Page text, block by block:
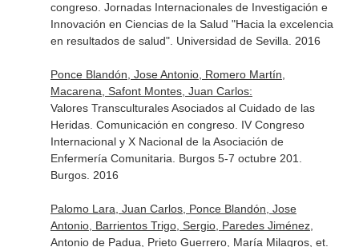
congreso. Jornadas Internacionales de Investigación e
Innovación en Ciencias de la Salud "Hacia la excelencia
en resultados de salud". Universidad de Sevilla. 2016
Ponce Blandón, Jose Antonio, Romero Martín,
Macarena, Safont Montes, Juan Carlos:
Valores Transculturales Asociados al Cuidado de las
Heridas. Comunicación en congreso. IV Congreso
Internacional y X Nacional de la Asociación de
Enfermería Comunitaria. Burgos 5-7 octubre 201.
Burgos. 2016
Palomo Lara, Juan Carlos, Ponce Blandón, Jose
Antonio, Barrientos Trigo, Sergio, Paredes Jiménez,
Antonio de Padua, Prieto Guerrero, María Milagros, et.